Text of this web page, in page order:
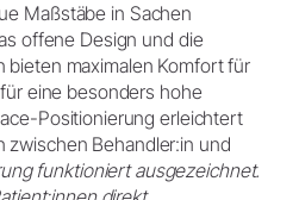
Maßstäbe in Sachen
offene Design und die
maximalen Komfort für
eine besonders hohe
Positionierung erleichtert
zwischen Behandler:in und
funktioniert ausgezeichnet.